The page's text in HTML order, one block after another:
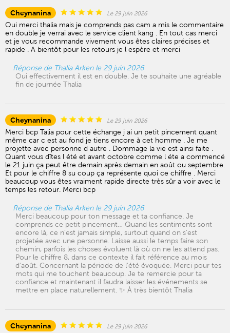
Cheynanina Le 29 juin 2026
Oui merci thalia mais je comprends pas cam a mis le commentaire
en double je verrai avec le service client kang . En tout cas merci
et je vous recommande vivement vous êtes claires précises et
rapide . A bientôt pour les retours je l espère et merci
Réponse de Thalia Arken le 29 juin 2026
Oui effectivement il est en double. Je te souhaite une agréable
fin de journée Thalia
Cheynanina Le 29 juin 2026
Merci bcp Talia pour cette échange j ai un petit pincement quant
même car c est au fond je tiens encore à cet homme . Je me
projette avec personne d autre . Dommage la vie est ainsi faite .
Quant vous dîtes l été et avant octobre comme l éte a commencé
le 21 juin ça peut être demain après demain en août ou septembre.
Et pour le chiffre 8 su coup ça représente quoi ce chiffre . Merci
beaucoup vous êtes vraiment rapide directe très sûr a voir avec le
temps les retour. Merci bcp
Réponse de Thalia Arken le 29 juin 2026
Merci beaucoup pour ton message et ta confiance. Je
comprends ce petit pincement… Quand les sentiments sont
encore là, ce n’est jamais simple, surtout quand on s’est
projetée avec une personne. Laisse aussi le temps faire son
chemin, parfois les choses évoluent là où on ne les attend pas.
Pour le chiffre 8, dans ce contexte il fait référence au mois
d’août. Concernant la période de l’été évoquée. Merci pour tes
mots qui me touchent beaucoup. Je te remercie pour ta
confiance et maintenant il faudra laisser les événements se
mettre en place naturellement. ✨ À très bientôt Thalia
Cheynanina Le 29 juin 2026